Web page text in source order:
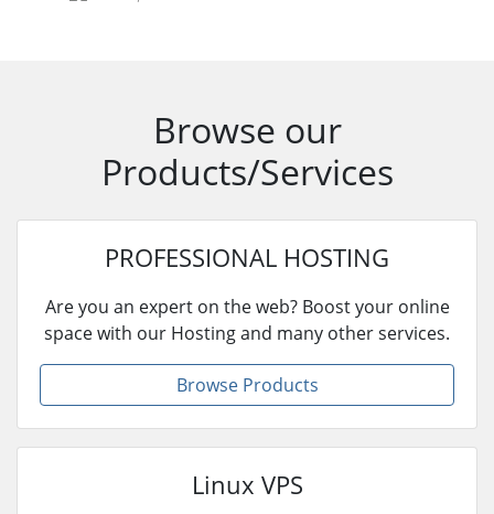
Browse our
Products/Services
PROFESSIONAL HOSTING
Are you an expert on the web? Boost your online
space with our Hosting and many other services.
Browse Products
Linux VPS